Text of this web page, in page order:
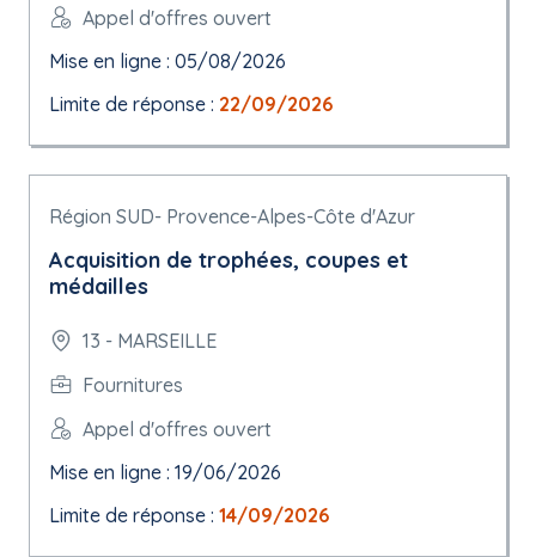
Appel d'offres ouvert
Mise en ligne : 05/08/2026
Limite de réponse : 22/09/2026
Région SUD- Provence-Alpes-Côte d'Azur
Acquisition de trophées, coupes et
médailles
13 - MARSEILLE
Fournitures
Appel d'offres ouvert
Mise en ligne : 19/06/2026
Limite de réponse : 14/09/2026